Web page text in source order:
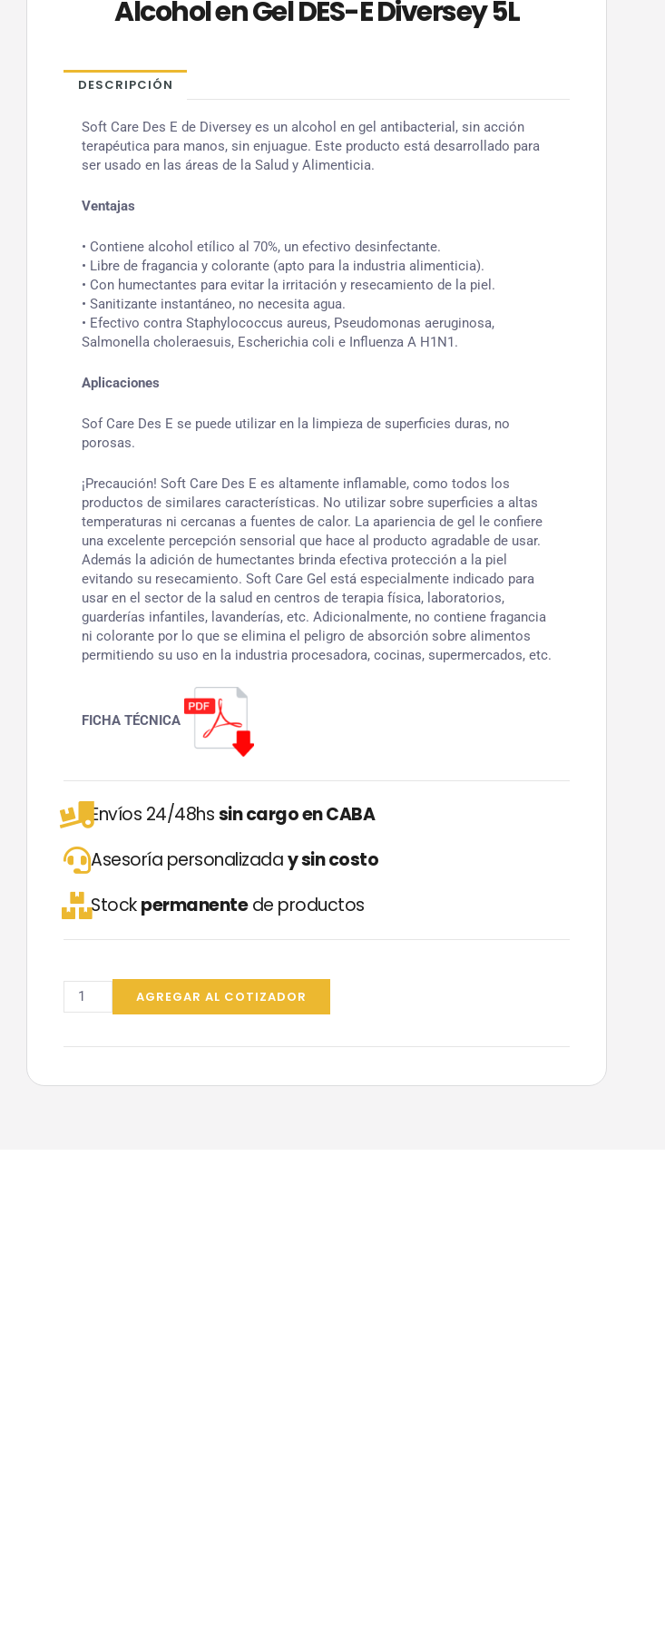
Alcohol en Gel DES-E Diversey 5L
DESCRIPCIÓN
Soft Care Des E de Diversey es un alcohol en gel antibacterial, sin acción
terapéutica para manos, sin enjuague. Este producto está desarrollado para
ser usado en las áreas de la Salud y Alimenticia.
Ventajas
• Contiene alcohol etílico al 70%, un efectivo desinfectante.
• Libre de fragancia y colorante (apto para la industria alimenticia).
• Con humectantes para evitar la irritación y resecamiento de la piel.
• Sanitizante instantáneo, no necesita agua.
• Efectivo contra Staphylococcus aureus, Pseudomonas aeruginosa,
Salmonella choleraesuis, Escherichia coli e Influenza A H1N1.
Aplicaciones
Sof Care Des E se puede utilizar en la limpieza de superficies duras, no
porosas.
¡Precaución! Soft Care Des E es altamente inflamable, como todos los
productos de similares características. No utilizar sobre superficies a altas
temperaturas ni cercanas a fuentes de calor. La apariencia de gel le confiere
una excelente percepción sensorial que hace al producto agradable de usar.
Además la adición de humectantes brinda efectiva protección a la piel
evitando su resecamiento. Soft Care Gel está especialmente indicado para
usar en el sector de la salud en centros de terapia física, laboratorios,
guarderías infantiles, lavanderías, etc. Adicionalmente, no contiene fragancia
ni colorante por lo que se elimina el peligro de absorción sobre alimentos
permitiendo su uso en la industria procesadora, cocinas, supermercados, etc.
FICHA TÉCNICA
Envíos 24/48hssin cargo en CABA
Asesoría personalizaday sin costo
Stockpermanentede productos
en
Gel
AGREGAR AL COTIZADOR